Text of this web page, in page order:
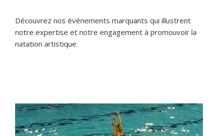
Découvrez nos événements marquants qui illustrent
notre expertise et notre engagement à promouvoir la
natation artistique.